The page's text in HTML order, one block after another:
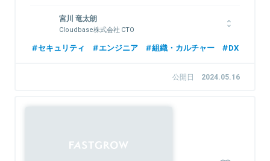
リティ関連に興味をもつ。学生時代からさまざまなサービスを開
発し、京都大学工学部情報学科在籍時の2019年11月に
Levetty（現・Cloudbase）を創業し、現職。現在ではスズキをは
じめとした大企業でのサービス導入を進め、累計13.9億円の資
宮川 竜太朗
Cloudbase株式会社 CTO
京都大学卒業後、サイバーエージェントに入社。広告系プロダク
し、マネジメントや技術戦略、採用などを担当。
セキュリティ エンジニア 組織・カルチャー DX
公開日 2024.05.16